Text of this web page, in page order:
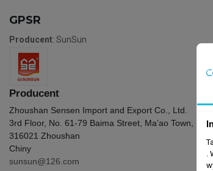
GPSR
Producent: SunSun
Producent
Zhoushan Sensen Import and Export Co., Ltd.
3rd Floor, No. 61-79 Baima Street, Ma’ao Town,
316021 Zhoushan
Chiny
sunsun@126.com
.